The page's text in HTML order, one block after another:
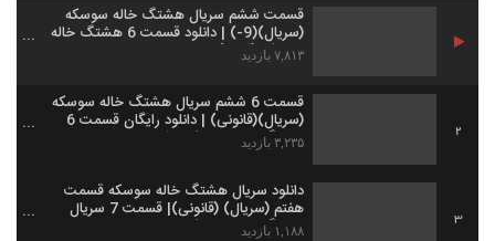
قسمت ششم سریال هشتگ خاله سوسکه
(سریال)(9-) | دانلود قسمت 6 هشتگ خاله
سوسکه (کامل)
۷,۸۱۳ بازدید
2
قسمت 6 ششم سریال هشتگ خاله سوسکه
(سریال)(قانونی) | دانلود رایگان قسمت 6
هشتگ خاله سوسکه با کیفیت 4K
۳,۲۳۵ بازدید
3
دانلود سریال هشتگ خاله سوسکه قسمت
هفتم (سریال) (قانونی)| قسمت 7 سریال
هشتگ خاله سوسکه
۱,۱۸۸ بازدید